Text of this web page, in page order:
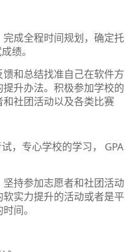
成全程时间规划，确定托
绩。
和总结找准自己在软件方
升办法。积极参加学校的
社团活动以及各类比赛
，专心学校的学习， GPA
持参加志愿者和社团活动
实力提升的活动或者是平
间。